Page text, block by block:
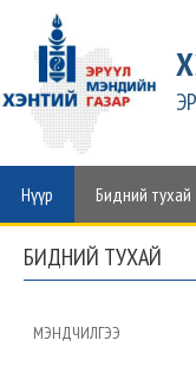
Нүүр Бидний тухай
БИДНИЙ ТУХАЙ
МЭНДЧИЛГЭЭ